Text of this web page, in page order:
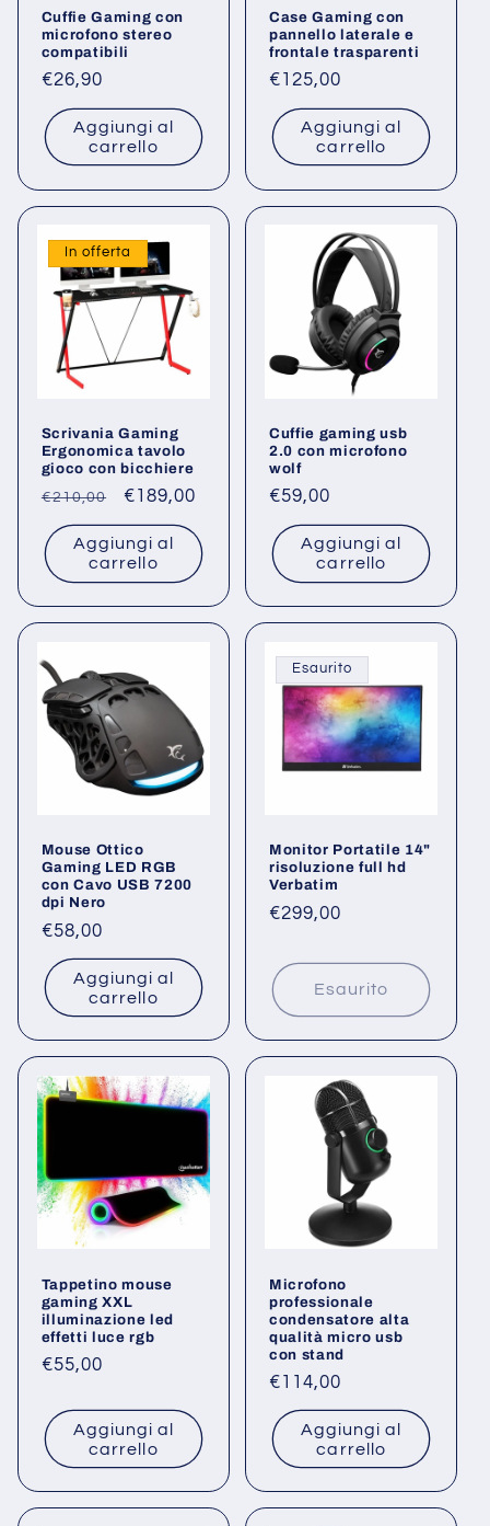
Cuffie Gaming con
microfono stereo
compatibili
Prezzo
listino
€26,90
Aggiungi al
carrello
Case Gaming con
pannello laterale e
frontale trasparenti
Prezzo
listino
€125,00
Aggiungi al
carrello
In offerta
Scrivania Gaming
Ergonomica tavolo
gioco con bicchiere
Prezzo
listino
€210,00
Prezzo
scontato
€189,00
Aggiungi al
carrello
Cuffie gaming usb
2.0 con microfono
wolf
Prezzo
listino
€59,00
Aggiungi al
carrello
Mouse Ottico
Gaming LED RGB
con Cavo USB 7200
dpi Nero
Prezzo
listino
€58,00
Aggiungi al
carrello
Esaurito
Monitor Portatile 14"
risoluzione full hd
Verbatim
Prezzo
listino
€299,00
Esaurito
Tappetino mouse
gaming XXL
illuminazione led
effetti luce rgb
Prezzo
listino
€55,00
Aggiungi al
carrello
Microfono
professionale
condensatore alta
qualità micro usb
con stand
Prezzo
di
listino
€114,00
Aggiungi al
carrello